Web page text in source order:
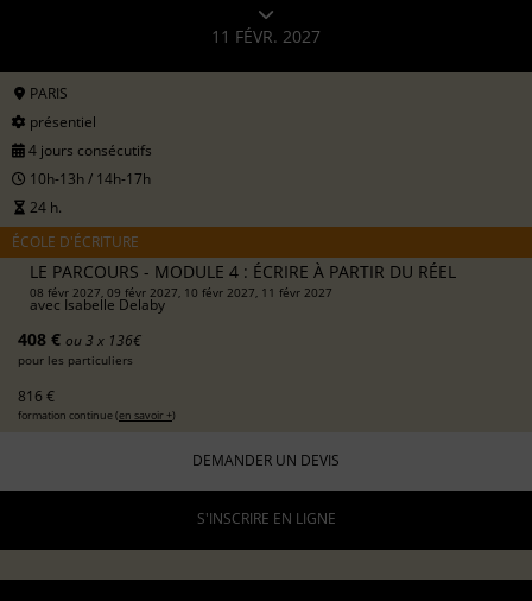
11 FÉVR. 2027
PARIS
présentiel
4 jours consécutifs
10h-13h / 14h-17h
24 h.
ÉCOLE D'ÉCRITURE
LE PARCOURS - MODULE 4 : ÉCRIRE À PARTIR DU RÉEL
08 févr 2027, 09 févr 2027, 10 févr 2027, 11 févr 2027
avec Isabelle Delaby
408 € ou 3 x 136€
pour les particuliers
816 €
formation continue (en savoir +)
DEMANDER UN DEVIS
S'INSCRIRE EN LIGNE